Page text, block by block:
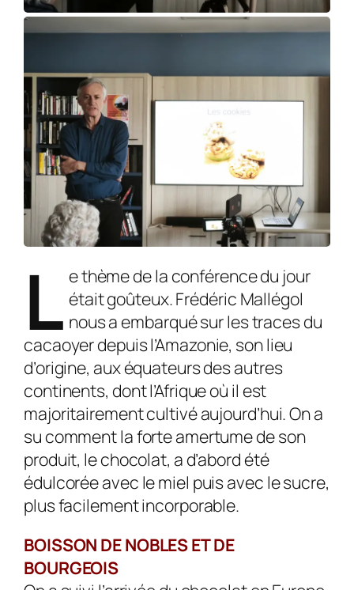
L e thème de la conférence du jour
était goûteux. Frédéric Mallégol
nous a embarqué sur les traces du
cacaoyer depuis l’Amazonie, son lieu
d’origine, aux équateurs des autres
continents, dont l’Afrique où il est
majoritairement cultivé aujourd’hui. On a
su comment la forte amertume de son
produit, le chocolat, a d’abord été
édulcorée avec le miel puis avec le sucre,
plus facilement incorporable.
BOISSON DE NOBLES ET DE
BOURGEOIS